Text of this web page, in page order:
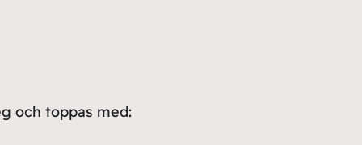
och toppas med: